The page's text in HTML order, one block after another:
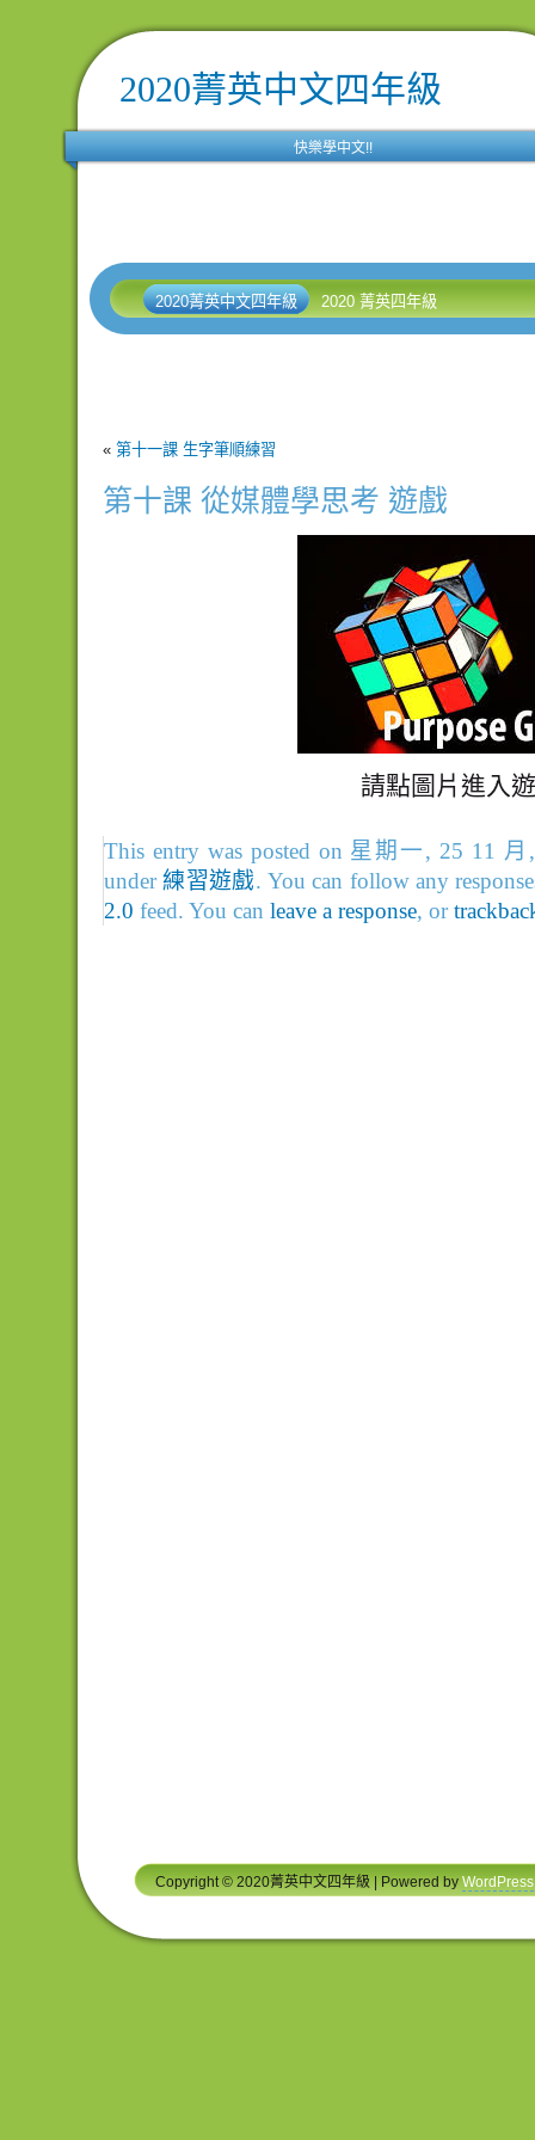
2020菁英中文四年級
快樂學中文!!
2020菁英中文四年級 2020 菁英四年級
« 第十一課 生字筆順練習
第十課 從媒體學思考 遊戲
請點圖片進入
This entry was posted on 星期一, 25 11
under練習遊戲. You can follow any
2.0 feed. You can leave a response, or
Copyright © 2020菁英中文四年級 | Powered by WordPress